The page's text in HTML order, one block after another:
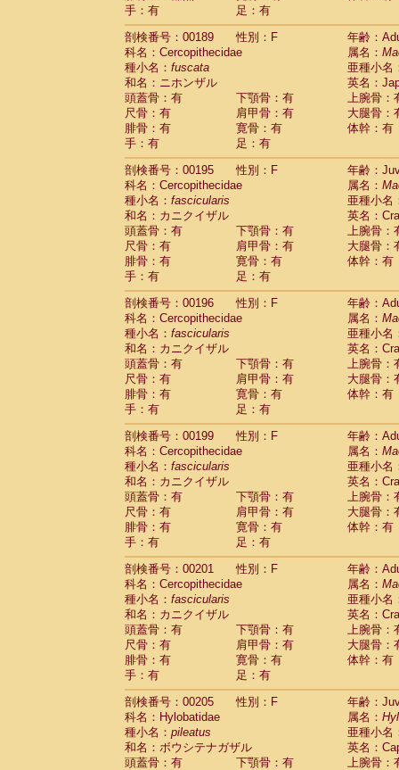
手：有
足：有
剖検番号：00189
性別：F
年齢：
科名：Cercopithecidae
属名：
種小名： fuscata
亜種小名
和名：ニホンザル
英名：
頭蓋骨：有
下顎骨：有
上腕骨：
尺骨：有
肩甲骨：有
大腿骨：
腓骨：有
寛骨：有
体幹：有
手：有
足：有
剖検番号：00195
性別：F
年齢：
科名：Cercopithecidae
属名：
種小名： fascicularis
亜種小名
和名：カニクイザル
英名：
頭蓋骨：有
下顎骨：有
上腕骨：
尺骨：有
肩甲骨：有
大腿骨：
腓骨：有
寛骨：有
体幹：有
手：有
足：有
剖検番号：00196
性別：F
年齢：
科名：Cercopithecidae
属名：
種小名： fascicularis
亜種小名
和名：カニクイザル
英名：
頭蓋骨：有
下顎骨：有
上腕骨：
尺骨：有
肩甲骨：有
大腿骨：
腓骨：有
寛骨：有
体幹：有
手：有
足：有
剖検番号：00199
性別：F
年齢：
科名：Cercopithecidae
属名：
種小名： fascicularis
亜種小名
和名：カニクイザル
英名：
頭蓋骨：有
下顎骨：有
上腕骨：
尺骨：有
肩甲骨：有
大腿骨：
腓骨：有
寛骨：有
体幹：有
手：有
足：有
剖検番号：00201
性別：F
年齢：
科名：Cercopithecidae
属名：
種小名： fascicularis
亜種小名
和名：カニクイザル
英名：
頭蓋骨：有
下顎骨：有
上腕骨：
尺骨：有
肩甲骨：有
大腿骨：
腓骨：有
寛骨：有
体幹：有
手：有
足：有
剖検番号：00205
性別：F
年齢：
科名：Hylobatidae
属名：
種小名： pileatus
亜種小名
和名：ボウシテナガザル
英名：
頭蓋骨：有
下顎骨：有
上腕骨：